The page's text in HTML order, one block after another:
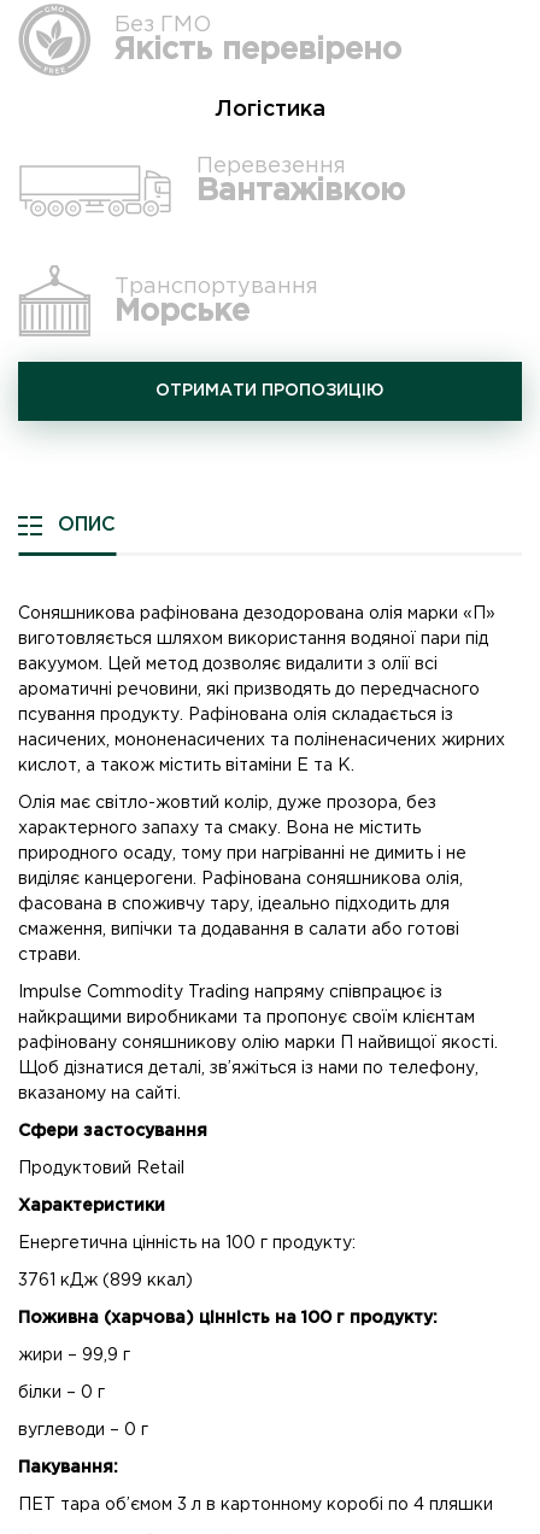
Без ГМО
Якість перевірено
Логістика
Перевезення
Вантажівкою
Транспортування
Морське
ОТРИМАТИ ПРОПОЗИЦІЮ
ОПИС
Соняшникова рафінована дезодорована олія марки «П»
виготовляється шляхом використання водяної пари під
вакуумом. Цей метод дозволяє видалити з олії всі
ароматичні речовини, які призводять до передчасного
псування продукту. Рафінована олія складається із
насичених, мононенасичених та поліненасичених жирних
кислот, а також містить вітаміни Е та K.
Олія має світло-жовтий колір, дуже прозора, без
характерного запаху та смаку. Вона не містить
природного осаду, тому при нагріванні не димить і не
виділяє канцерогени. Рафінована соняшникова олія,
фасована в споживчу тару, ідеально підходить для
смаження, випічки та додавання в салати або готові
страви.
Impulse Commodity Trading напряму співпрацює із
найкращими виробниками та пропонує своїм клієнтам
рафіновану соняшникову олію марки П найвищої якості.
Щоб дізнатися деталі, зв’яжіться із нами по телефону,
вказаному на сайті.
Сфери застосування
Продуктовий Retail
Характеристики
Енергетична цінність на 100 г продукту:
3761 кДж (899 ккал)
Поживна (харчова) цінність на 100 г продукту:
жири – 99,9 г
білки – 0 г
вуглеводи – 0 г
Пакування:
ПЕТ тара об’ємом 3 л в картонному коробі по 4 пляшки